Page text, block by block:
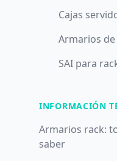
Cajas
Armarios
SAI para
INFORMACIÓN
Armarios rack:
saber